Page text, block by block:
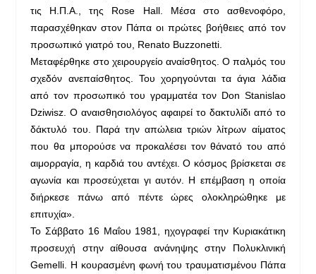
τις Η.Π.Α., της Rose Hall. Μέσα στο ασθενοφόρο,
παρασχέθηκαν στον Πάπα οι πρώτες βοήθειες από τον
προσωπικό γιατρό του, Renato Buzzonetti.
Μεταφέρθηκε στο χειρουργείο αναίσθητος. Ο παλμός του
σχεδόν ανεπαίσθητος. Του χορηγούνται τα άγια λάδια
από τον προσωπικό του γραμματέα τον Don Stanislao
Dziwisz. Ο αναισθησιολόγος αφαιρεί το δακτυλίδι από το
δάκτυλό του. Παρά την απώλεια τριών λίτρων αίματος
που θα μπορούσε να προκαλέσει τον θάνατό του από
αιμορραγία, η καρδιά του αντέχει. Ο κόσμος βρίσκεται σε
αγωνία και προσεύχεται γι αυτόν. Η επέμβαση η οποία
διήρκεσε πάνω από πέντε ώρες ολοκληρώθηκε με
επιτυχία».
Το Σάββατο 16 Μαΐου 1981, ηχογραφεί την Κυριακάτικη
προσευχή στην αίθουσα ανάνηψης στην Πολυκλινική
Gemelli. Η κουρασμένη φωνή του τραυματισμένου Πάπα